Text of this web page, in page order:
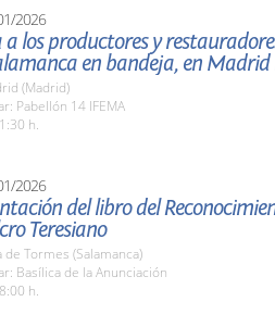
2026
a los productores y
en bandeja, en Madrid
(Madrid)
Pabellón 14 IFEMA
h.
2026
del libro del
Teresiano
de Tormes (Salamanca)
Basílica de la Anunciación
h.